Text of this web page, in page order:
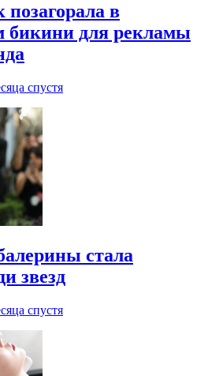
в
бикини для рекламы
спустя
стала
звезд
спустя